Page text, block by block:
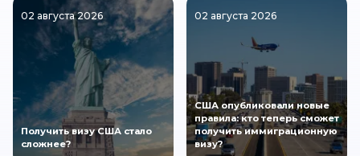
02 августа 2026
Получить визу США стало
сложнее?
02 августа 2026
США опубликовали новые
правила: кто теперь сможет
получить иммиграционную
визу?